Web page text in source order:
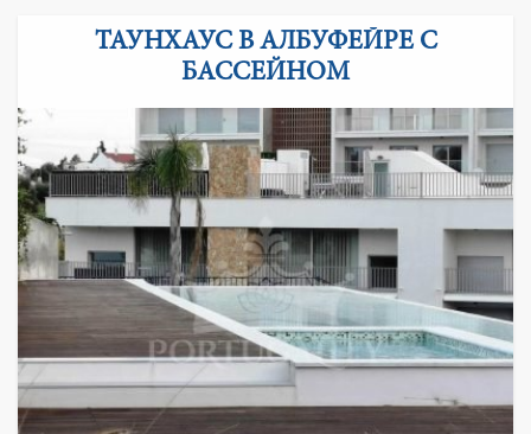
ТАУНХАУС В АЛБУФЕЙРЕ C
БАССЕЙНОМ